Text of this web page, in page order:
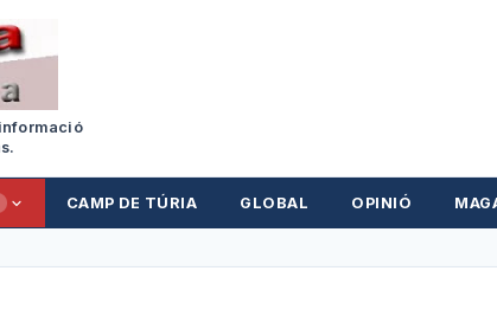
CAMP DE TÚRIA GLOBAL OPINIÓ